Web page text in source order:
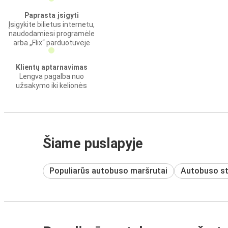
Paprasta įsigyti
Įsigykite bilietus internetu,
naudodamiesi programėle
arba „Flix“ parduotuvėje
Klientų aptarnavimas
Lengva pagalba nuo
užsakymo iki kelionės
Šiame puslapyje
Populiarūs autobuso maršrutai Autobuso